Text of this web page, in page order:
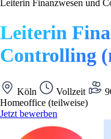
Leiterin Finanzwesen und
Leiterin
Controlling
Köln Vollzeit
Homeoffice (teilweise)
Jetzt bewerben